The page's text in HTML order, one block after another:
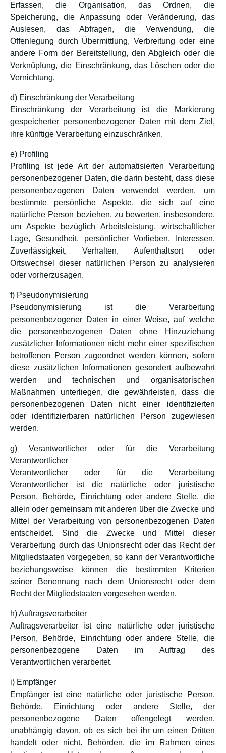
Erfassen, die Organisation, das Ordnen, die
Speicherung, die Anpassung oder Veränderung, das
Auslesen, das Abfragen, die Verwendung, die
Offenlegung durch Übermittlung, Verbreitung oder eine
andere Form der Bereitstellung, den Abgleich oder die
Verknüpfung, die Einschränkung, das Löschen oder die
Vernichtung.
d) Einschränkung der Verarbeitung
Einschränkung der Verarbeitung ist die Markierung
gespeicherter personenbezogener Daten mit dem Ziel,
ihre künftige Verarbeitung einzuschränken.
e) Profiling
Profiling ist jede Art der automatisierten Verarbeitung
personenbezogener Daten, die darin besteht, dass diese
personenbezogenen Daten verwendet werden, um
bestimmte persönliche Aspekte, die sich auf eine
natürliche Person beziehen, zu bewerten, insbesondere,
um Aspekte bezüglich Arbeitsleistung, wirtschaftlicher
Lage, Gesundheit, persönlicher Vorlieben, Interessen,
Zuverlässigkeit, Verhalten, Aufenthaltsort oder
Ortswechsel dieser natürlichen Person zu analysieren
oder vorherzusagen.
f) Pseudonymisierung
Pseudonymisierung ist die Verarbeitung
personenbezogener Daten in einer Weise, auf welche
die personenbezogenen Daten ohne Hinzuziehung
zusätzlicher Informationen nicht mehr einer spezifischen
betroffenen Person zugeordnet werden können, sofern
diese zusätzlichen Informationen gesondert aufbewahrt
werden und technischen und organisatorischen
Maßnahmen unterliegen, die gewährleisten, dass die
personenbezogenen Daten nicht einer identifizierten
oder identifizierbaren natürlichen Person zugewiesen
werden.
g) Verantwortlicher oder für die Verarbeitung
Verantwortlicher
Verantwortlicher oder für die Verarbeitung
Verantwortlicher ist die natürliche oder juristische
Person, Behörde, Einrichtung oder andere Stelle, die
allein oder gemeinsam mit anderen über die Zwecke und
Mittel der Verarbeitung von personenbezogenen Daten
entscheidet. Sind die Zwecke und Mittel dieser
Verarbeitung durch das Unionsrecht oder das Recht der
Mitgliedstaaten vorgegeben, so kann der Verantwortliche
beziehungsweise können die bestimmten Kriterien
seiner Benennung nach dem Unionsrecht oder dem
Recht der Mitgliedstaaten vorgesehen werden.
h) Auftragsverarbeiter
Auftragsverarbeiter ist eine natürliche oder juristische
Person, Behörde, Einrichtung oder andere Stelle, die
personenbezogene Daten im Auftrag des
Verantwortlichen verarbeitet.
i) Empfänger
Empfänger ist eine natürliche oder juristische Person,
Behörde, Einrichtung oder andere Stelle, der
personenbezogene Daten offengelegt werden,
unabhängig davon, ob es sich bei ihr um einen Dritten
handelt oder nicht. Behörden, die im Rahmen eines